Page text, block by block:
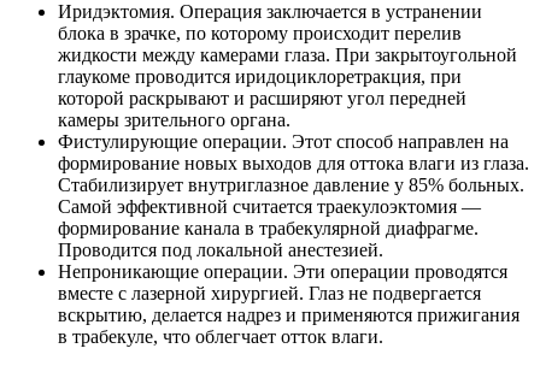
Иридэктомия. Операция заключается в устранении
блока в зрачке, по которому происходит перелив
жидкости между камерами глаза. При закрытоугольной
глаукоме проводится иридоциклоретракция, при
которой раскрывают и расширяют угол передней
камеры зрительного органа.
Фистулирующие операции. Этот способ направлен на
формирование новых выходов для оттока влаги из глаза.
Стабилизирует внутриглазное давление у 85% больных.
Самой эффективной считается траекулоэктомия —
формирование канала в трабекулярной диафрагме.
Проводится под локальной анестезией.
Непроникающие операции. Эти операции проводятся
вместе с лазерной хирургией. Глаз не подвергается
вскрытию, делается надрез и применяются прижигания
в трабекуле, что облегчает отток влаги.